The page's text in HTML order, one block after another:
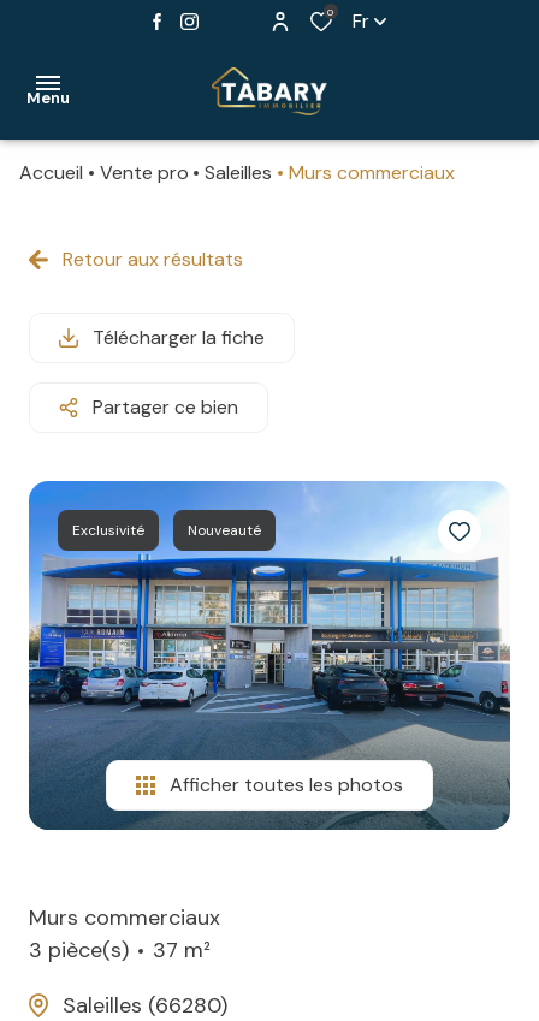
0 Fr
Menu
NOS
maisons
appartements
autres
villas
PROGRAMMES
BIEN
NOTRE
AGENCE
CONTACT
Accueil Vente pro Saleilles Murs commerciaux
Retour aux résultats
Télécharger la fiche
Partager ce bien
Exclusivité Nouveauté
Afficher toutes les photos
Murs commerciaux
3 pièce(s)
37 m²
Saleilles (66280)